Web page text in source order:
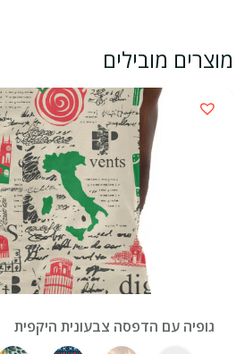
מוצרים מובילים
גופיה עם הדפסה צבעונית היקפית